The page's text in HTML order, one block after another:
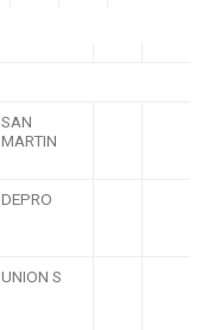
SAN
MARTIN
DEPRO
UNION S